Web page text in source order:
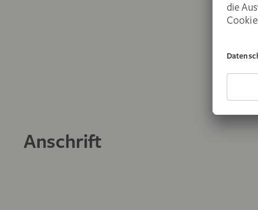
Anschrift